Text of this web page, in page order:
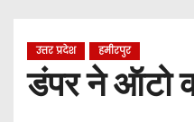
उत्तर प्रदेश हमीरपुर
डंपर ने ऑटो